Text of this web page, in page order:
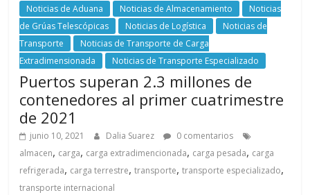
r
a
n
s
p
Noticias de Aduana Noticias de Almacenamiento
Noticias
de Grúas Telescópicas
Noticias de Logística
Noticias de
Transporte
Noticias de Transporte de Carga
Extradimensionada
Noticias de Transporte Especializado
Puertos superan 2.3 millones de
contenedores al primer cuatrimestre
de 2021
junio 10, 2021 Dalia Suarez
0 comentarios
almacen, carga, carga extradimencionada, carga pesada, carga
refrigerada, carga terrestre,transporte,transporte especializado,
transporte internacional